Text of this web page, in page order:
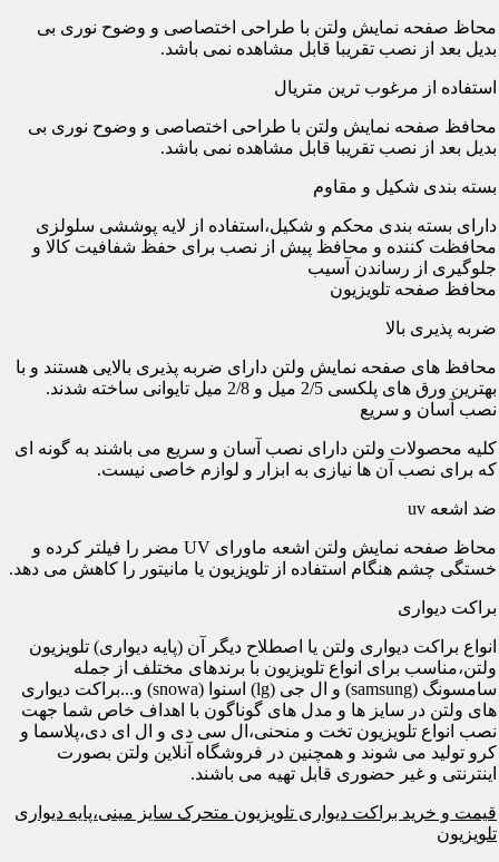
محاظ صفحه نمایش ولتن با طراحی اختصاصی و وضوح نوری بی
بدیل بعد از نصب تقریبا قابل مشاهده نمی باشد.
استفاده از مرغوب ترین متریال
محافظ صفحه نمایش ولتن با طراحی اختصاصی و وضوح نوری بی
بدیل بعد از نصب تقریبا قابل مشاهده نمی باشد.
بسته بندی شکیل و مقاوم
دارای بسته بندی محکم و شکیل،استفاده از لایه پوششی سلولزی
محافظت کننده و محافظ پیش از نصب برای حفظ شفافیت کالا و
جلوگیری از رساندن آسیب
محافظ صفحه تلویزیون
ضربه پذیری بالا
محافظ های صفحه نمایش ولتن دارای ضربه پذیری بالایی هستند و با
بهترین ورق های پلکسی 2/5 میل و 2/8 میل تایوانی ساخته شدند.
نصب آسان و سریع
کلیه محصولات ولتن دارای نصب آسان و سریع می باشند به گونه ای
که برای نصب آن ها نیازی به ابزار و لوازم خاصی نیست.
ضد اشعه uv
محاظ صفحه نمایش ولتن اشعه ماورای UV مضر را فیلتر کرده و
خستگی چشم هنگام استفاده از تلویزیون یا مانیتور را کاهش می دهد.
براکت دیواری
انواع براکت دیواری ولتن یا اصطلاح دیگر آن (پایه دیواری) تلویزیون
ولتن،مناسب برای انواع تلویزیون با برندهای مختلف از جمله
سامسونگ (samsung) و ال جی (lg) اسنوا (snowa) و...براکت دیواری
های ولتن در سایز ها و مدل های گوناگون با اهداف خاص شما جهت
نصب انواع تلویزیون تخت و منحنی،ال سی دی و ال ای دی،پلاسما و
کرو تولید می شوند و همچنین در فروشگاه آنلاین ولتن بصورت
اینترنتی و غیر حضوری قابل تهیه می باشند.
قیمت و خرید براکت دیواری تلویزیون متحرک سایز مینی،پایه دیواری
تلویزیون